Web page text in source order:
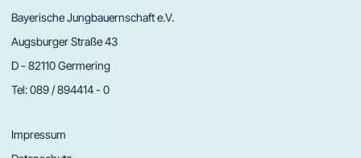
Bayerische Jungbauernschaft e.V.
Augsburger Straße 43
D - 82110 Germering
Tel:089 / 894414 - 0
Impressum